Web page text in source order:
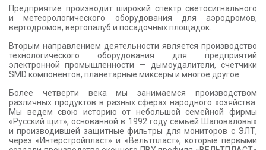
ПРОФЕССИОНАЛАМ
ЖУРНАЛ
ПРЕССА
МЕДИА
КОНТАКТЫ
Предприятие производит широкий спектр светосигнального
и метеорологического оборудования для аэродромов,
вертодромов, вертопалуб и посадочных площадок.
Вторым направлением деятельности является производство
технологического оборудования для предприятий
электронной промышленности — дымоудалители, счетчики
SMD компонентов, планетарные миксеры и многое другое.
Более четверти века мы занимаемся производством
различных продуктов в разных сферах народного хозяйства.
Мы ведем свою историю от небольшой семейной фирмы
«Русский щит», основанной в 1992 году семьёй Шаповаловых
и производившей защитные фильтры для мониторов с ЭЛТ,
через «Интерстройпласт» и «Вельтпласт», которые первыми